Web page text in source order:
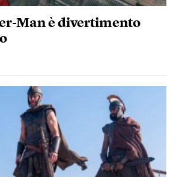
Man è divertimento